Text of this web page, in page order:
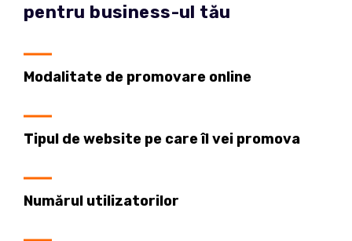
pentru business-ul tău
Modalitate de promovare online
Tipul de website pe care îl vei promova
Numărul utilizatorilor